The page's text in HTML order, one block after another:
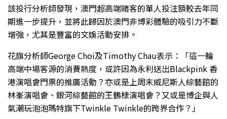
該投行分析師發現，澳門超高端賭客的單人投注額較去年同
期進一步提升，並將此歸因於澳門非博彩體驗的吸引力不斷
增強，尤其是豐富的文娛活動安排。
花旗分析師George Choi及Timothy Chau表示：「這一輪
高端中場客源的消費熱度，或許因為永利送出Blackpink 香
港演唱會門票的推廣活動？亦或是上周末威尼斯人綜藝館的
林峯演唱會、銀河綜藝館的王鶴棣演唱會？又或是博企與人
氣潮玩泡泡瑪特旗下Twinkle Twinkle的跨界合作？」